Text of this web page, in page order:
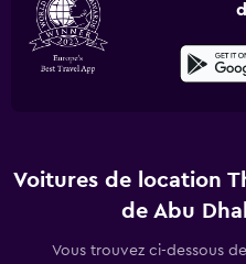
Voitures de location
de Abu
Vous trouvez ci-dessous